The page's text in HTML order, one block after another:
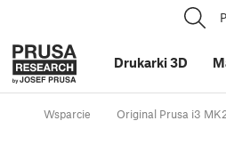
Drukarki 3D
Wsparcie Original Prusa i3